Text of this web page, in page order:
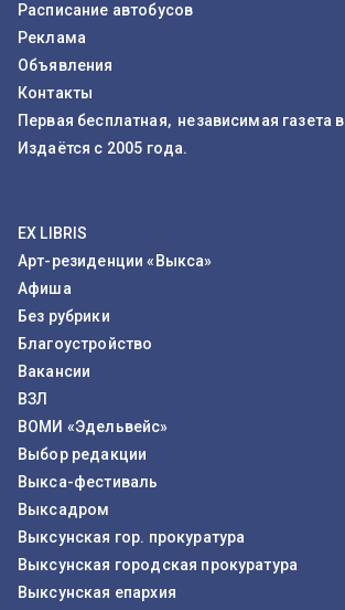
Расписание автобусов
Реклама
Объявления
Контакты
Первая бесплатная, независимая газета
Издаётся с 2005 года.
EX LIBRIS
Арт-резиденции «Выкса»
Афиша
Без рубрики
Благоустройство
Вакансии
ВЗЛ
ВОМИ «Эдельвейс»
Выбор редакции
Выкса-фестиваль
Выксадром
Выксунская гор. прокуратура
Выксунская городская прокуратура
Выксунская епархия